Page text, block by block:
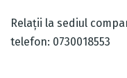
Relații la sediul
telefon: 0730018553